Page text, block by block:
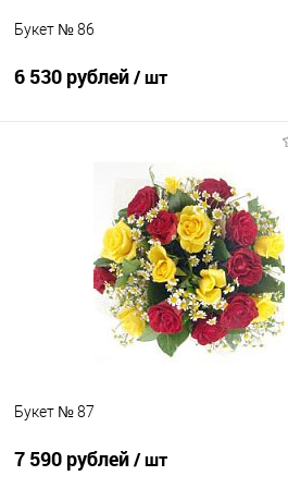
Букет № 86
6 530 рублей/ шт
В корзину
Купить в 1 клик
Сравнение
В избранное
Под заказ
Букет № 87
7 590 рублей/ шт